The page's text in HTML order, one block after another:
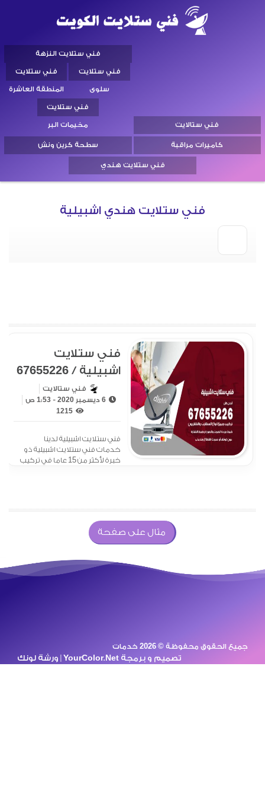
فني ستالايت
فني ستلايت النزهة
فني ستلايت
سلوى
فني ستلايت
المنطقة العاشرة
فني ستلايت
مخيمات البر
كاميرات مراقبة
سطحة كرين ونش
فني ستلايت هندي
فني ستلايت هندي اشبيلية
فني ستلايت
اشبيلية / 67655226
/ فني ستلايت
هندي اشبيلية
فني ستالايت
6 ديسمبر 2020 - 1:53 ص
فني ستلايت اشبيلية لدينا
خدمات فني ستلايت اشبيلية ذو
خبرة لأكثر من 15 عاما في تركيب
وقت بسيط، فلا تترددوا بالتواصل
معنا في حال رغبتك بالحصول
على أي من خدمات تركيب
الستلايت[ .. ]
مثال على صفحة
جميع الحقوق محفوظة © 2026 خدمات
تصميم و برمجة YourColor.Net | ورشة لونك